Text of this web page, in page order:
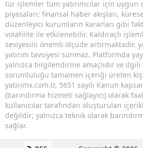
tür işlemler tüm yatırımcılar için uygun
piyasaları; finansal haber akışları,
düzenleyici kurumların kararları gibi
volatilite ile etkilenebilir. Kaldıraçlı
seviyesini önemli ölçüde artırmaktadır.
yatırım tavsiyesi sunmaz. Platformda
yalnızca bilgilendirme amaçlıdır ve
sorumluluğu tamamen içeriği üreten
yatirimx.com.tr, 5651 sayılı Kanun
(barındırma hizmeti sağlayıcı) olarak
kullanıcılar tarafından oluşturulan
değildir; yalnızca teknik olarak
sağlar.